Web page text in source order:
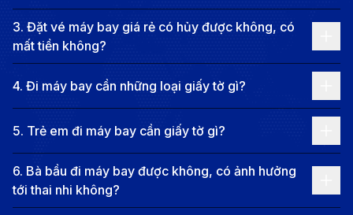
trình Côn Đảo - San Diego:
Vietnam Airlines: Hãng có dịch vụ tốt, hành lý
miễn phí (tùy hạng vé) và nhiều lựa chọn chuyến
bay liên danh với các hãng Mỹ.
Korean Air: Quá cảnh tại Seoul (ICN) với chất
lượng dịch vụ 5 sao. Hành lý miễn phí lên đến 23kg
(tùy loại vé).
Cathay Pacific
rộng rãi. Nhiều chương trình khuyến mãi hấp dẫn.
3. Đặt vé máy bay giá rẻ có hủy được không, có
mất tiền không?
4. Đi máy bay cần những loại giấy tờ gì?
5. Trẻ em đi máy bay cần giấy tờ gì?
6. Bà bầu đi máy bay được không, có ảnh hưởng
tới thai nhi không?